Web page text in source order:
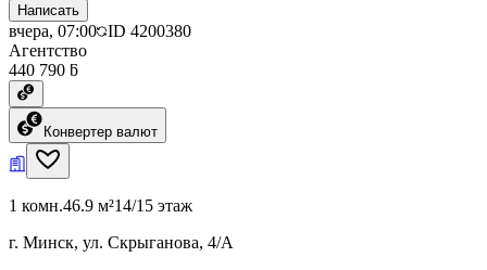
Написать
вчера, 07:00 ID 4200380
Агентство
440 790 ƃ
Конвертер валют
1 комн.46.9 м²14/15 этаж
г. Минск, ул. Скрыганова, 4/А